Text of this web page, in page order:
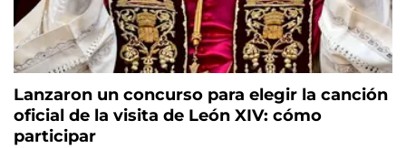
Lanzaron un concurso para elegir la canción
oficial de la visita de León XIV: cómo
participar